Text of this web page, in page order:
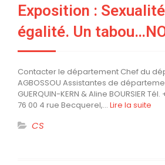
Exposition :
égalité. Un
Contacter le département Chef du
AGBOSSOU Assistantes de
GUERQUIN-KERN & Aline BOURSIER
76 00 4 rue Becquerel,… Lire la suite
CS